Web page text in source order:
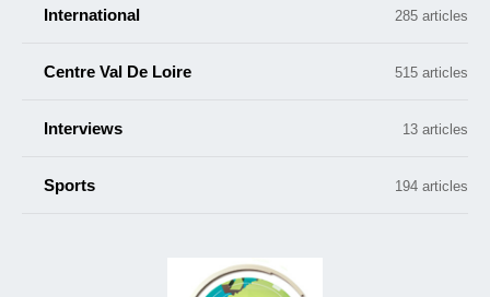
International 285 articles
Centre Val De Loire 515 articles
Interviews 13 articles
Sports 194 articles